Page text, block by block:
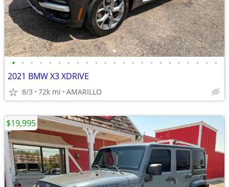
• • • • • • • • • • • • • • • • • • • • • • •
2021 BMW X3 XDRIVE
8/3 72k mi AMARILLO
$19,995